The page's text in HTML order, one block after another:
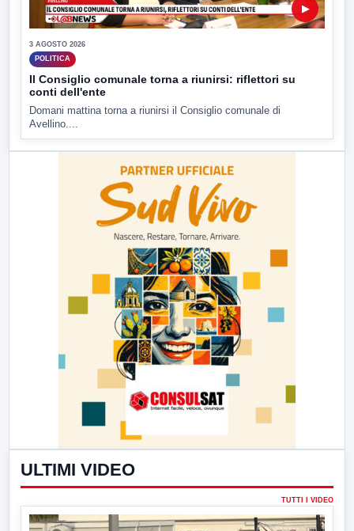
▶
3 AGOSTO 2026
POLITICA
Il Consiglio comunale torna a riunirsi: riflettori su
conti dell'ente
Domani mattina torna a riunirsi il Consiglio comunale di
Avellino....
ULTIMI VIDEO
TUTTI I VIDEO